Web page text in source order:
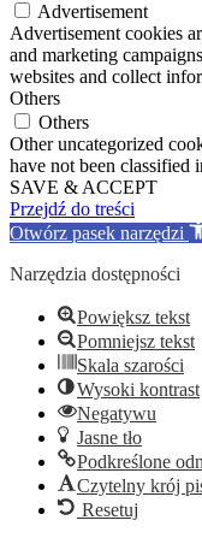
Advertisement
Advertisement cookies
and marketing
websites and collect
Others
Others
Other uncategorized
have not been classified
SAVE & ACCEPT
Przejdź do treści
Otwórz pasek narzędzi
Narzędzia dostępności
Powiększ tekst
Pomniejsz tekst
Skala szarości
Wysoki kontrast
Negatywu
Jasne tło
Podkreślone
Czytelny krój
Resetuj